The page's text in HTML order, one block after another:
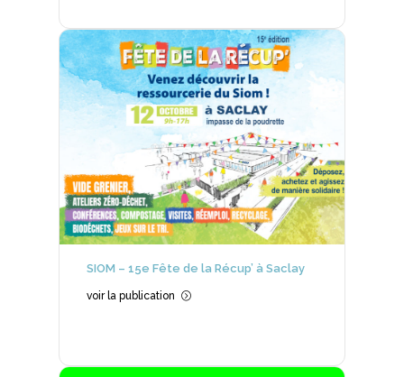
SIOM – 15e Fête de la Récup’ à Saclay
voir la publication =